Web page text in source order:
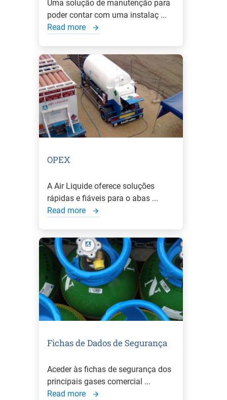
Uma solução de manutenção para
poder contar com uma instalaç ...
Read more
OPEX
A Air Liquide oferece soluções
rápidas e fiáveis para o abas ...
Read more
Fichas de Dados de Segurança
Aceder às fichas de segurança dos
principais gases comercial ...
Read more